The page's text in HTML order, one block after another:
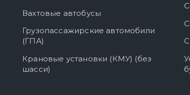
Вахтовые автобусы
Грузопассажирские автомобили
(ГПА)
Крановые установки (КМУ) (без
шасси)